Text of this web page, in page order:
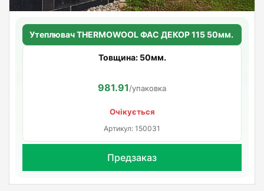
Утеплювач THERMOWOOL ФАС ДЕКОР 115 50мм.
Товщина: 50мм.
981.91/упаковка
Очікується
Артикул: 150031
Предзаказ